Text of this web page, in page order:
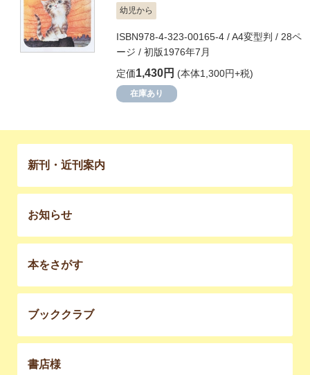
幼児から
ISBN978-4-323-00165-4 / A4変型判 / 28ペ
ージ / 初版1976年7月
定価1,430円 (本体1,300円+税)
在庫あり
新刊・近刊案内
お知らせ
本をさがす
ブッククラブ
書店様